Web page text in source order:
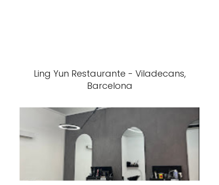
Ling Yun Restaurante - Viladecans,
Barcelona